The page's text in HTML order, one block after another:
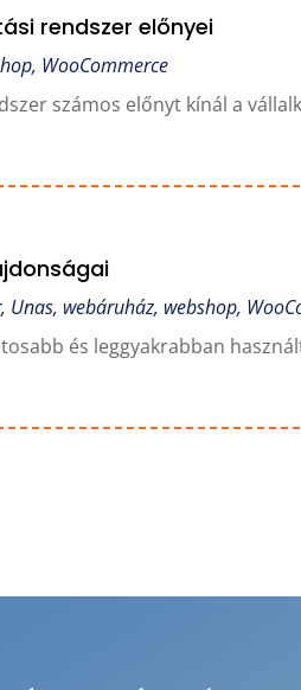
rendszer előnyei
, WooCommerce
számos előnyt kínál a
, Unas, webáruház, webshop,
és leggyakrabban